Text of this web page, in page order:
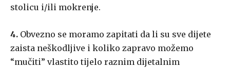
stolicu i/ili mokrenje.
4. Obvezno se moramo zapitati da li su sve dijete
zaista neškodljive i koliko zapravo možemo
“mučiti” vlastito tijelo raznim dijetalnim